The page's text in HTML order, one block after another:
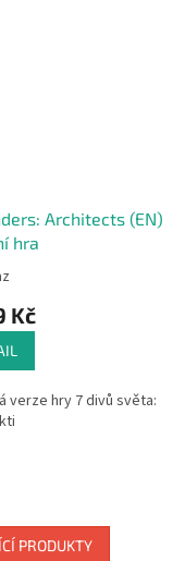
Architects (EN)
hra
Kč
verze hry 7 divů světa:
PRODUKTY